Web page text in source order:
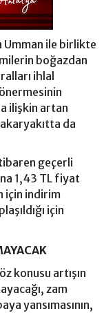
Umman ile birlikte
boğazdan
ihlal
ilişkin artan
da
geçerli
1,43 TL fiyat
için indirim
için
konusu artışın
zam
yansımasının,